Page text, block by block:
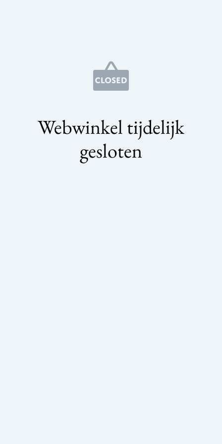
Webwinkel tijdelijk
gesloten